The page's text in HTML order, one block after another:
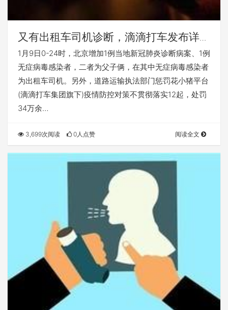
又有出租车司机诊断，滴滴打车发布详尽
对策
1月9日0-24时，北京增加1例当地新冠肺炎诊断病案、1例
无症病毒感染者，二者为父子俩，在其中无症病毒感染者
为出租车司机。另外，道路运输执法部门惩罚花小猪平台
(滴滴打车集团旗下)疫情防控对策不贯彻落实12起，处罚
34万余…
3,699次阅读 0人点赞 阅读全文